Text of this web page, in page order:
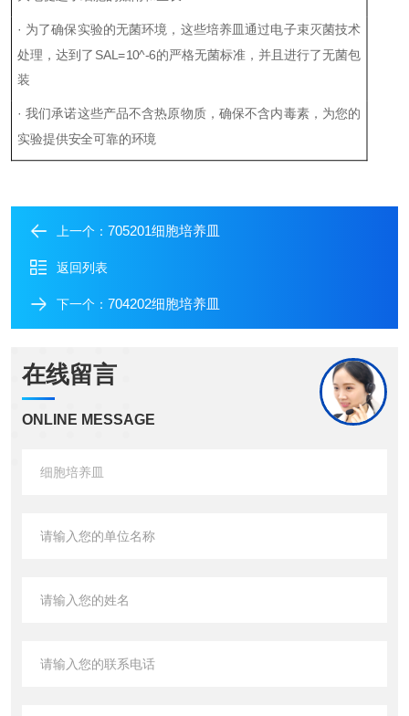
· 为了确保实验的无菌环境，这些培养皿通过电子束灭菌技术
处理，达到了SAL=10^-6的严格无菌标准，并且进行了无菌包
装
· 我们承诺这些产品不含热原物质，确保不含内毒素，为您的
实验提供安全可靠的环境
上一个： 705201细胞培养皿
返回列表
下一个： 704202细胞培养皿
在线留言
ONLINE MESSAGE